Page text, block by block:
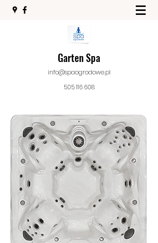
Garten Spa
info@spaogrodowe.pl
505 116 608